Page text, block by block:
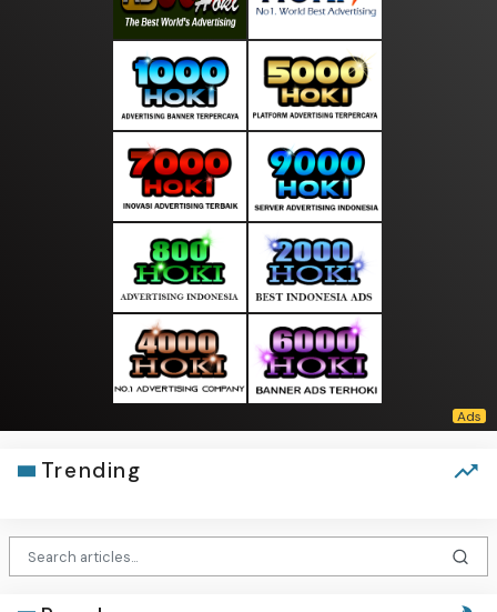
Trending